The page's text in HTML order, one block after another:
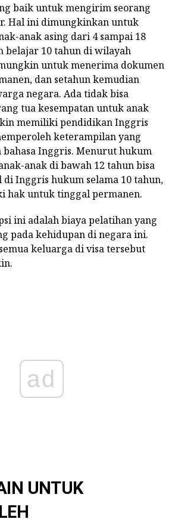
baik untuk mengirim seorang
Hal ini dimungkinkan untuk
anak asing dari 4 sampai 18
belajar 10 tahun di wilayah
untuk menerima dokumen
dan setahun kemudian
negara. Ada tidak bisa
tua kesempatan untuk anak
memiliki pendidikan Inggris
keterampilan yang
bahasa Inggris. Menurut hukum
anak di bawah 12 tahun bisa
di Inggris hukum selama 10 tahun,
hak untuk tinggal permanen.
ini adalah biaya pelatihan yang
pada kehidupan di negara ini.
keluarga di visa tersebut
ad
UNTUK